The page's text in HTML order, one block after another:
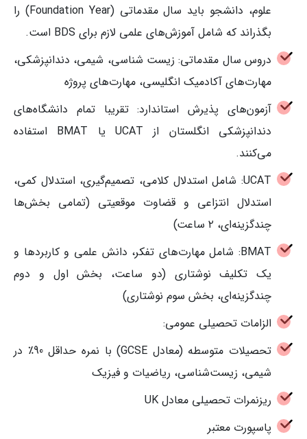
علوم، دانشجو باید سال مقدماتی (Foundation Year) را
بگذراند که شامل آموزش‌های علمی لازم برای BDS است.
دروس سال مقدماتی: زیست شناسی، شیمی، دندانپزشکی،
مهارت‌های آکادمیک انگلیسی، مهارت‌های پروژه
آزمون‌های پذیرش استاندارد: تقریبا تمام دانشگاه‌های
دندانپزشکی انگلستان از UCAT یا BMAT استفاده
می‌کنند.
UCAT: شامل استدلال کلامی، تصمیم‌گیری، استدلال کمی،
استدلال انتزاعی و قضاوت موقعیتی (تمامی بخش‌ها
چندگزینه‌ای، ۲ ساعت)
BMAT: شامل مهارت‌های تفکر، دانش علمی و کاربردها و
یک تکلیف نوشتاری (دو ساعت، بخش اول و دوم
چندگزینه‌ای، بخش سوم نوشتاری)
الزامات تحصیلی عمومی:
تحصیلات متوسطه (معادل GCSE) با نمره حداقل 90٪ در
شیمی، زیست‌شناسی، ریاضیات و فیزیک
ریزنمرات تحصیلی معادل UK
پاسپورت معتبر